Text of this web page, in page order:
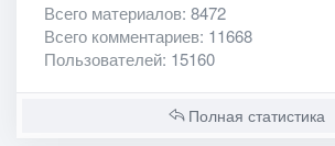
Всего материалов: 8472
Всего комментариев: 11668
Пользователей: 15160
Полная статистика